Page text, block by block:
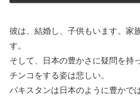
彼は、結婚し、子供もいます。家
す。
そして、日本の豊かさに疑問を持
チンコをする姿は悲しい。
パキスタンは日本のように豊かで